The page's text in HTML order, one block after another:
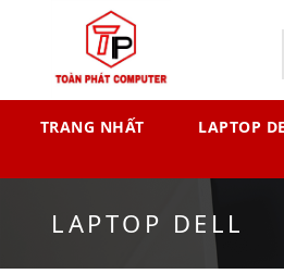
TRANG NHẤT LAPTOP
LAPTOP DELL